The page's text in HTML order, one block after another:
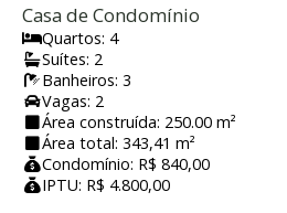
Casa de Condomínio
Quartos: 4
Suítes: 2
Banheiros: 3
Vagas: 2
Área construída: 250.00 m²
Área total: 343,41 m²
Condomínio: R$ 840,00
IPTU: R$ 4.800,00